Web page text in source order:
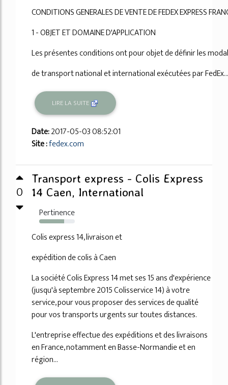
CONDITIONS GENERALES DE VENTE DE FEDEX EXPRESS
1 - OBJET ET DOMAINE D'APPLICATION
Les présentes conditions ont pour objet de définir les
de transport national et international exécutées par FedEx...
LIRE LA SUITE
Date:2017-05-03 08:52:01
Site :fedex.com
0
Transport express - Colis Express
14 Caen, International
Pertinence
70%
Colis express 14, livraison et
expédition de colis à Caen
La société Colis Express 14 met ses 15 ans d'expérience
(jusqu'à septembre 2015 Colisservice 14) à votre
service, pour vous proposer des services de qualité
pour vos transports urgents sur toutes distances.
L'entreprise effectue des expéditions et des livraisons
en France, notamment en Basse-Normandie et en
région...